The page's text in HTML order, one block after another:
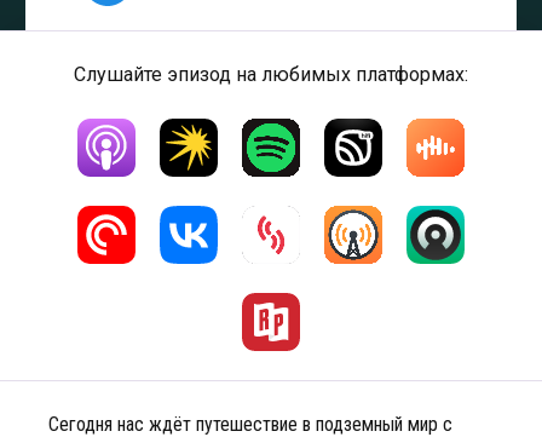
Слушайте эпизод на любимых платформах:
Сегодня нас ждёт путешествие в подземный мир с